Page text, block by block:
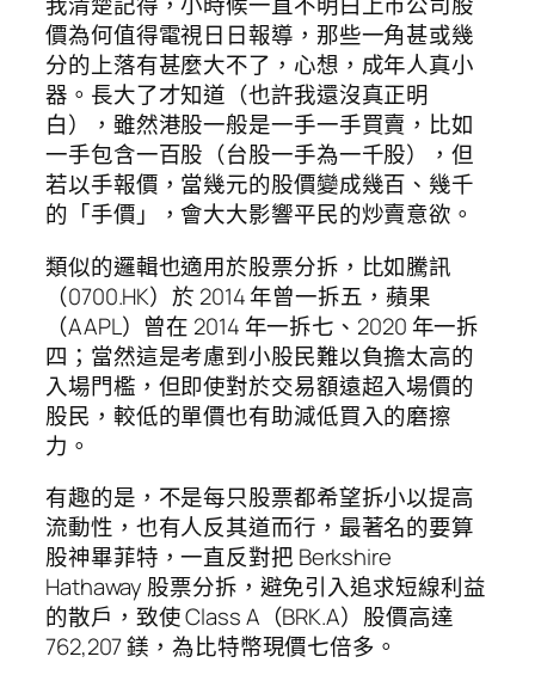
價為何值得電視日日報導，那些一角甚或幾
分的上落有甚麼大不了，心想，成年人真小
器。長大了才知道（也許我還沒真正明
白），雖然港股一般是一手一手買賣，比如
一手包含一百股（台股一手為一千股），但
若以手報價，當幾元的股價變成幾百、幾千
的「手價」，會大大影響平民的炒賣意欲。
類似的邏輯也適用於股票分拆，比如騰訊
（0700.HK）於 2014 年曾一拆五，蘋果
（AAPL）曾在 2014 年一拆七、2020 年一拆
四；當然這是考慮到小股民難以負擔太高的
入場門檻，但即使對於交易額遠超入場價的
股民，較低的單價也有助減低買入的磨擦
力。
有趣的是，不是每只股票都希望拆小以提高
流動性，也有人反其道而行，最著名的要算
股神畢菲特，一直反對把 Berkshire
Hathaway 股票分拆，避免引入追求短線利益
的散戶，致使 Class A（BRK.A）股價高達
762,207 鎂，為比特幣現價七倍多。